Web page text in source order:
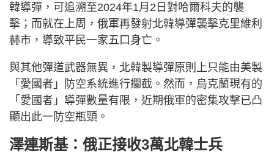
韓導彈，可追溯至2024年1月2日對哈爾科夫的襲
擊；而就在上周，俄軍再發射北韓導彈襲擊克里維利
赫市，導致平民一家五口身亡。
與其他彈道武器無異，北韓製導彈原則上只能由美製
「愛國者」防空系統進行攔截。然而，烏克蘭現有的
「愛國者」導彈數量有限，近期俄軍的密集攻擊已凸
顯出此一防空瓶頸。
澤連斯基：俄正接收3萬北韓士兵